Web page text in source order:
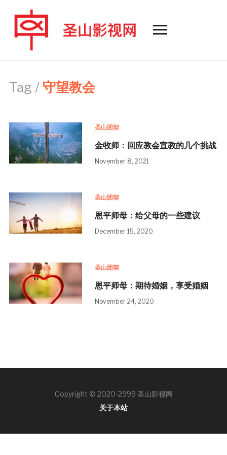
Tag / 守望教会
圣山团契
金牧师：回应教会宣教的几个挑战
November 8, 2021
圣山团契
恩平师母：给父母的一些建议
December 15, 2020
圣山团契
恩平师母：期待婚姻，享受婚姻
November 24, 2020
Copyright © 2020-2999 圣山影视网
关于本站